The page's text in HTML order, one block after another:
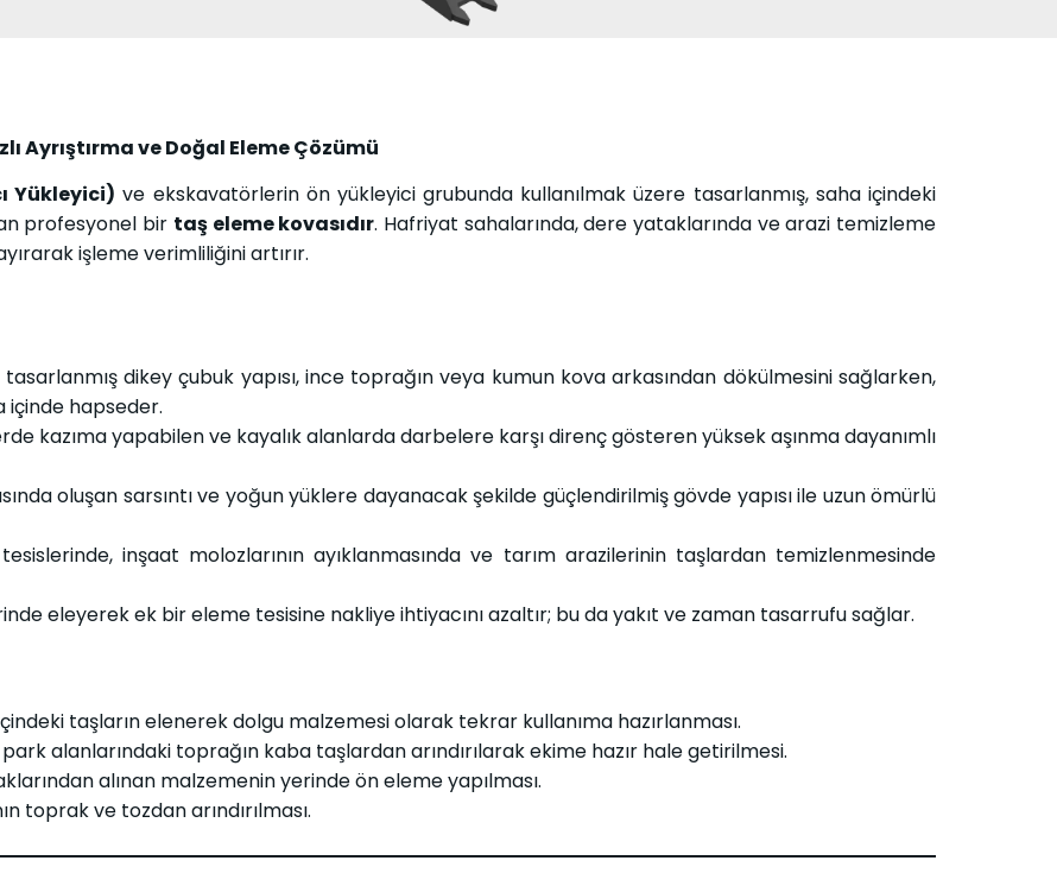
Ayrıştırma ve Doğal Eleme Çözümü
Yükleyici) ve ekskavatörlerin ön yükleyici grubunda kullanılmak üzere tasarlanmış, saha içindeki
profesyonel bir taş eleme kovasıdır. Hafriyat sahalarında, dere yataklarında ve arazi temizleme
işleme verimliliğini artırır.
dikey çubuk yapısı, ince toprağın veya kumun kova arkasından dökülmesini sağlarken,
içinde hapseder.
kazıma yapabilen ve kayalık alanlarda darbelere karşı direnç gösteren yüksek aşınma dayanımlı
oluşan sarsıntı ve yoğun yüklere dayanacak şekilde güçlendirilmiş gövde yapısı ile uzun ömürlü
inşaat molozlarının ayıklanmasında ve tarım arazilerinin taşlardan temizlenmesinde
eleyerek ek bir eleme tesisine nakliye ihtiyacını azaltır; bu da yakıt ve zaman tasarrufu sağlar.
taşların elenerek dolgu malzemesi olarak tekrar kullanıma hazırlanması.
alanlarındaki toprağın kaba taşlardan arındırılarak ekime hazır hale getirilmesi.
alınan malzemenin yerinde ön eleme yapılması.
toprak ve tozdan arındırılması.